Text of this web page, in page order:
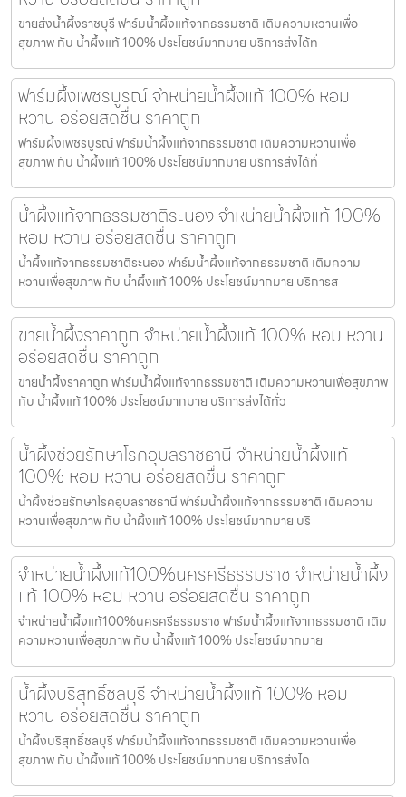
ขายส่งน้ำผึ้งราชบุรี ฟาร์มน้ำผึ้งแท้จากธรรมชาติ เติมความหวานเพื่อ
สุขภาพ กับ น้ำผึ้งแท้ 100% ประโยชน์มากมาย บริการส่งได้ท
ฟาร์มผึ้งเพชรบูรณ์ จำหน่ายน้ำผึ้งแท้ 100% หอม
หวาน อร่อยสดชื่น ราคาถูก
ฟาร์มผึ้งเพชรบูรณ์ ฟาร์มน้ำผึ้งแท้จากธรรมชาติ เติมความหวานเพื่อ
สุขภาพ กับ น้ำผึ้งแท้ 100% ประโยชน์มากมาย บริการส่งได้ทั่
น้ำผึ้งแท้จากธรรมชาติระนอง จำหน่ายน้ำผึ้งแท้ 100%
หอม หวาน อร่อยสดชื่น ราคาถูก
น้ำผึ้งแท้จากธรรมชาติระนอง ฟาร์มน้ำผึ้งแท้จากธรรมชาติ เติมความ
หวานเพื่อสุขภาพ กับ น้ำผึ้งแท้ 100% ประโยชน์มากมาย บริการส
ขายน้ำผึ้งราคาถูก จำหน่ายน้ำผึ้งแท้ 100% หอม หวาน
อร่อยสดชื่น ราคาถูก
ขายน้ำผึ้งราคาถูก ฟาร์มน้ำผึ้งแท้จากธรรมชาติ เติมความหวานเพื่อสุขภาพ
กับ น้ำผึ้งแท้ 100% ประโยชน์มากมาย บริการส่งได้ทั่ว
น้ำผึ้งช่วยรักษาโรคอุบลราชธานี จำหน่ายน้ำผึ้งแท้
100% หอม หวาน อร่อยสดชื่น ราคาถูก
น้ำผึ้งช่วยรักษาโรคอุบลราชธานี ฟาร์มน้ำผึ้งแท้จากธรรมชาติ เติมความ
หวานเพื่อสุขภาพ กับ น้ำผึ้งแท้ 100% ประโยชน์มากมาย บริ
จำหน่ายน้ำผึ้งแท้100%นครศรีธรรมราช จำหน่ายน้ำผึ้ง
แท้ 100% หอม หวาน อร่อยสดชื่น ราคาถูก
จำหน่ายน้ำผึ้งแท้100%นครศรีธรรมราช ฟาร์มน้ำผึ้งแท้จากธรรมชาติ เติม
ความหวานเพื่อสุขภาพ กับ น้ำผึ้งแท้ 100% ประโยชน์มากมาย
น้ำผึ้งบริสุทธิ์ชลบุรี จำหน่ายน้ำผึ้งแท้ 100% หอม
หวาน อร่อยสดชื่น ราคาถูก
น้ำผึ้งบริสุทธิ์ชลบุรี ฟาร์มน้ำผึ้งแท้จากธรรมชาติ เติมความหวานเพื่อ
สุขภาพ กับ น้ำผึ้งแท้ 100% ประโยชน์มากมาย บริการส่งได